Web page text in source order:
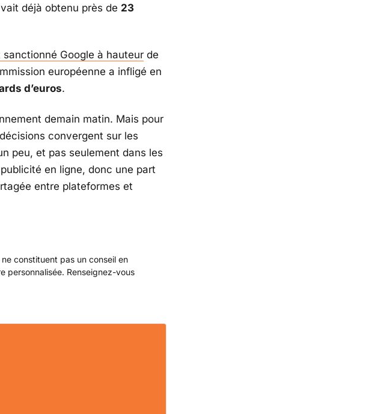
déjà obtenu près de 23
sanctionné Google à hauteur de
européenne a infligé en
d’euros.
demain matin. Mais pour
convergent sur les
peu, et pas seulement dans les
en ligne, donc une part
entre plateformes et
constituent pas un conseil en
personnalisée. Renseignez-vous